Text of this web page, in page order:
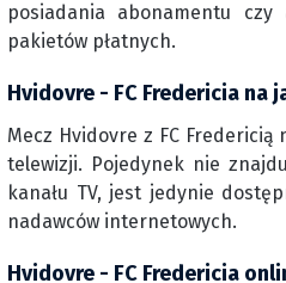
posiadania abonamentu czy
pakietów płatnych.
Hvidovre - FC Fredericia na
Mecz Hvidovre z FC
telewizji. Pojedynek nie
kanału TV, jest jedynie
nadawców internetowych.
Hvidovre - FC Fredericia